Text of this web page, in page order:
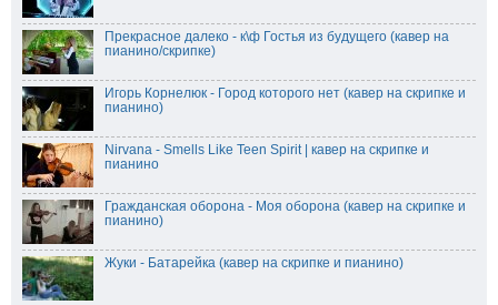
Прекрасное далеко - к\ф Гостья из будущего (кавер на
пианино/скрипке)
Игорь Корнелюк - Город которого нет (кавер на скрипке и
пианино)
Nirvana - Smells Like Teen Spirit | кавер на скрипке и
пианино
Гражданская оборона - Моя оборона (кавер на скрипке и
пианино)
Жуки - Батарейка (кавер на скрипке и пианино)